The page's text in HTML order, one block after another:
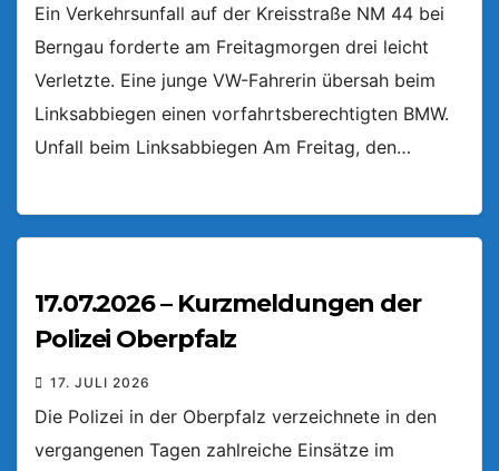
Ein Verkehrsunfall auf der Kreisstraße NM 44 bei
Berngau forderte am Freitagmorgen drei leicht
Verletzte. Eine junge VW-Fahrerin übersah beim
Linksabbiegen einen vorfahrtsberechtigten BMW.
Unfall beim Linksabbiegen Am Freitag, den…
17.07.2026 – Kurzmeldungen der
Polizei Oberpfalz
17. JULI 2026
Die Polizei in der Oberpfalz verzeichnete in den
vergangenen Tagen zahlreiche Einsätze im